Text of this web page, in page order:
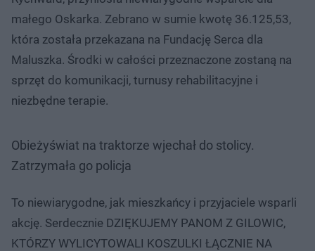
małego Oskarka. Zebrano w sumie kwotę 36.125,53,
która została przekazana na Fundację Serca dla
Maluszka. Środki w całości przeznaczone zostaną na
sprzęt do komunikacji, turnusy rehabilitacyjne i
niezbędne terapie.
Obieżyświat na traktorze wjechał do stolicy.
Zatrzymała go policja
To niewiarygodne, jak mieszkańcy i przyjaciele wsparli
akcję. Serdecznie DZIĘKUJEMY PANOM Z GILOWIC,
KTÓRZY WYLICYTOWALI KOSZULKI ŁĄCZNIE NA